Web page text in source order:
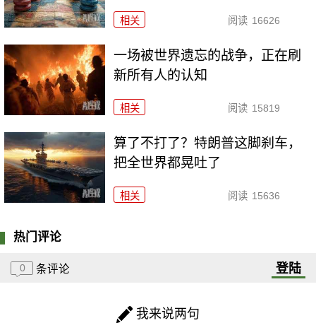
相关 阅读 16626
一场被世界遗忘的战争，正在刷
新所有人的认知
相关 阅读 15819
算了不打了？特朗普这脚刹车，
把全世界都晃吐了
相关 阅读 15636
热门评论
0 条评论 登陆
我来说两句